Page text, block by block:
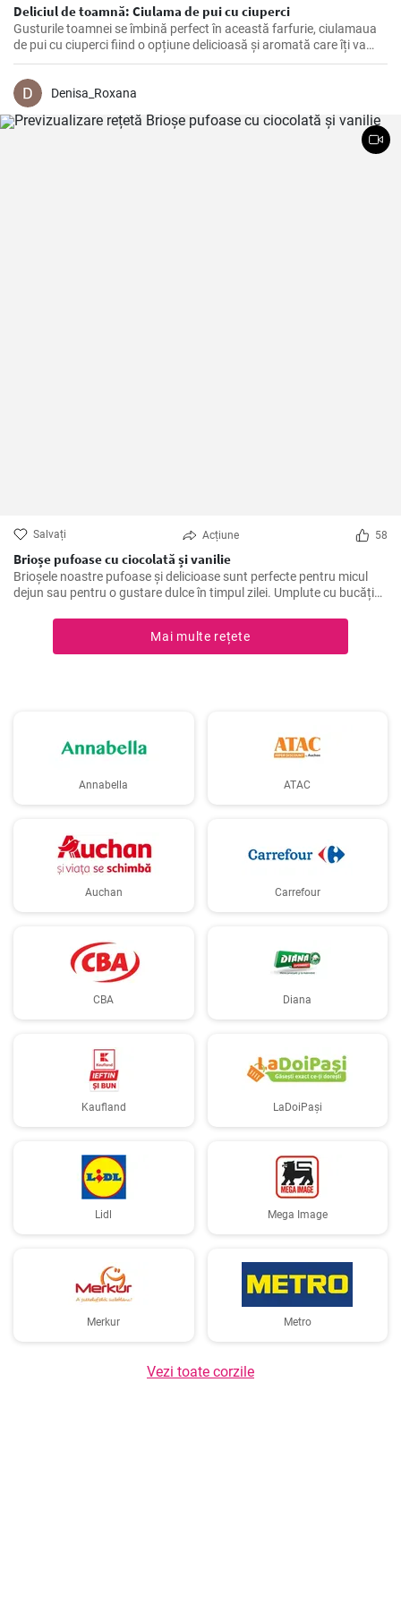
Deliciul de toamnă: Ciulama de pui cu ciuperci
Gusturile toamnei se îmbină perfect în această farfurie, ciulamaua
de pui cu ciuperci fiind o opțiune delicioasă și aromată care îți va
delecta papilele gustative!
Denisa_Roxana
Salvați Acțiune 58
Brioșe pufoase cu ciocolată și vanilie
Brioșele noastre pufoase și delicioase sunt perfecte pentru micul
dejun sau pentru o gustare dulce în timpul zilei. Umplute cu bucăți
neratat!
Mai multe rețete
Annabella ATAC
Auchan Carrefour
CBA Diana
Kaufland LaDoiPași
Lidl Mega Image
Merkur Metro
Vezi toate corzile